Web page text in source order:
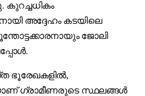
കുറച്ചധികം
അദ്ദേഹം കടയിലെ
ജോലി
ഭൂരേഖകളിൽ,
ഗ്രാമീണരുടെ സ്ഥലങ്ങൾ